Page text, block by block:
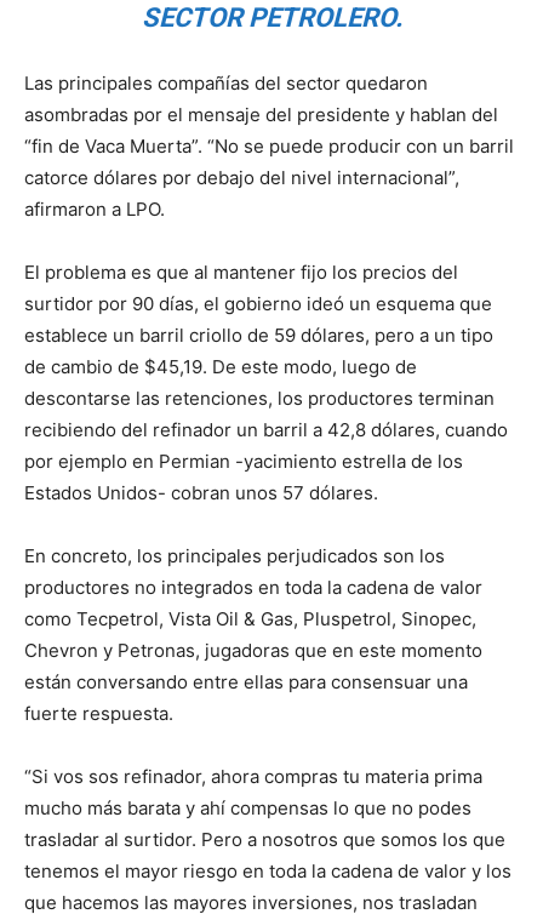
SECTOR PETROLERO.
Las principales compañías del sector quedaron
asombradas por el mensaje del presidente y hablan del
“fin de Vaca Muerta”. “No se puede producir con un barril
catorce dólares por debajo del nivel internacional”,
afirmaron a LPO.
El problema es que al mantener fijo los precios del
surtidor por 90 días, el gobierno ideó un esquema que
establece un barril criollo de 59 dólares, pero a un tipo
de cambio de $45,19. De este modo, luego de
descontarse las retenciones, los productores terminan
recibiendo del refinador un barril a 42,8 dólares, cuando
por ejemplo en Permian -yacimiento estrella de los
Estados Unidos- cobran unos 57 dólares.
En concreto, los principales perjudicados son los
productores no integrados en toda la cadena de valor
como Tecpetrol, Vista Oil & Gas, Pluspetrol, Sinopec,
Chevron y Petronas, jugadoras que en este momento
están conversando entre ellas para consensuar una
fuerte respuesta.
“Si vos sos refinador, ahora compras tu materia prima
mucho más barata y ahí compensas lo que no podes
trasladar al surtidor. Pero a nosotros que somos los que
tenemos el mayor riesgo en toda la cadena de valor y los
que hacemos las mayores inversiones, nos trasladan